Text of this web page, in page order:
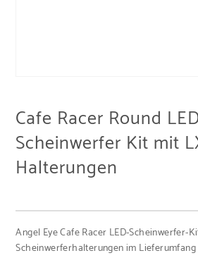
Cafe Racer Round
Scheinwerfer Kit mit
Halterungen
Angel Eye Cafe Racer LED-Scheinwerfer-
Scheinwerferhalterungen im